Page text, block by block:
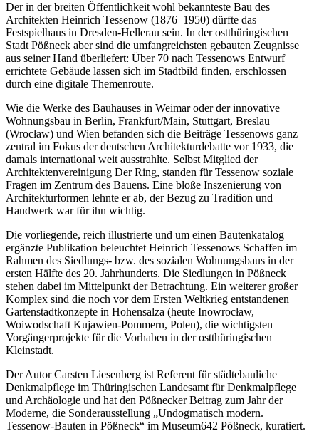
Der in der breiten Öffentlichkeit wohl bekannteste Bau des
Architekten Heinrich Tessenow (1876–1950) dürfte das
Festspielhaus in Dresden-Hellerau sein. In der ostthüringischen
Stadt Pößneck aber sind die umfangreichsten gebauten Zeugnisse
aus seiner Hand überliefert: Über 70 nach Tessenows Entwurf
errichtete Gebäude lassen sich im Stadtbild finden, erschlossen
durch eine digitale Themenroute.
Wie die Werke des Bauhauses in Weimar oder der innovative
Wohnungsbau in Berlin, Frankfurt/Main, Stuttgart, Breslau
(Wrocław) und Wien befanden sich die Beiträge Tessenows ganz
zentral im Fokus der deutschen Architekturdebatte vor 1933, die
damals international weit ausstrahlte. Selbst Mitglied der
Architektenvereinigung Der Ring, standen für Tessenow soziale
Fragen im Zentrum des Bauens. Eine bloße Inszenierung von
Architekturformen lehnte er ab, der Bezug zu Tradition und
Handwerk war für ihn wichtig.
Die vorliegende, reich illustrierte und um einen Bautenkatalog
ergänzte Publikation beleuchtet Heinrich Tessenows Schaffen im
Rahmen des Siedlungs- bzw. des sozialen Wohnungsbaus in der
ersten Hälfte des 20. Jahrhunderts. Die Siedlungen in Pößneck
stehen dabei im Mittelpunkt der Betrachtung. Ein weiterer großer
Komplex sind die noch vor dem Ersten Weltkrieg entstandenen
Gartenstadtkonzepte in Hohensalza (heute Inowrocław,
Woiwodschaft Kujawien-Pommern, Polen), die wichtigsten
Vorgängerprojekte für die Vorhaben in der ostthüringischen
Kleinstadt.
Der Autor Carsten Liesenberg ist Referent für städtebauliche
Denkmalpflege im Thüringischen Landesamt für Denkmalpflege
und Archäologie und hat den Pößnecker Beitrag zum Jahr der
Moderne, die Sonderausstellung „Undogmatisch modern.
Tessenow-Bauten in Pößneck“ im Museum642 Pößneck, kuratiert.